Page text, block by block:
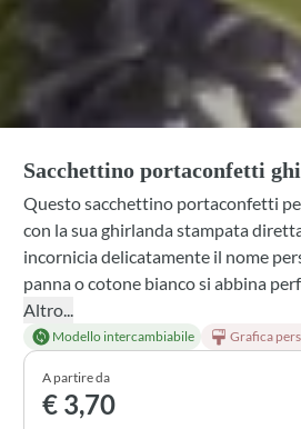
Sacchettino portaconfetti
Questo sacchettino portaconfetti
con la sua ghirlanda stampata
incornicia delicatamente il nome
panna o cotone bianco si abbina
tinta, mentre l'ovatta profumata
tocco di eleganza. Puoi scegliere tra
dai fiori di lavanda al talco, e
i confetti: sia quelli nel tulle legato
nella bustina interna. Una
Altro...
Modello intercambiabile Grafica
A partire da
€ 3,70